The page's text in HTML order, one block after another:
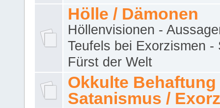
Hölle / Dämonen
Höllenvisionen -
Teufels bei Exorzismen -
Fürst der Welt
Okkulte Behaftung
Satanismus /